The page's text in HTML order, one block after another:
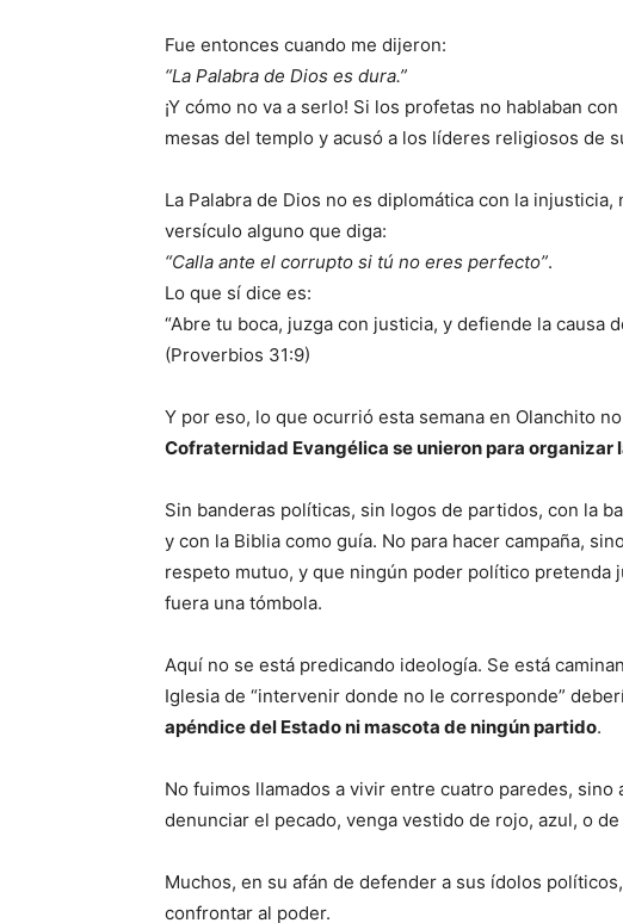
Fue entonces cuando me dijeron:
“La Palabra de Dios es dura.”
¡Y cómo no va a serlo! Si los profetas no hablaban
mesas del templo y acusó a los líderes religiosos de
La Palabra de Dios no es diplomática con la
versículo alguno que diga:
“Calla ante el corrupto si tú no eres perfecto”.
Lo que sí dice es:
“Abre tu boca, juzga con justicia, y defiende la causa
(Proverbios 31:9)
Y por eso, lo que ocurrió esta semana en Olanchito
Cofraternidad Evangélica se unieron para organizar
Sin banderas políticas, sin logos de partidos, con la
y con la Biblia como guía. No para hacer campaña,
respeto mutuo, y que ningún poder político pretenda
fuera una tómbola.
Aquí no se está predicando ideología. Se está
Iglesia de “intervenir donde no le corresponde”
apéndice del Estado ni mascota de ningún partido.
No fuimos llamados a vivir entre cuatro paredes,
denunciar el pecado, venga vestido de rojo, azul, o
Muchos, en su afán de defender a sus ídolos
confrontar al poder.